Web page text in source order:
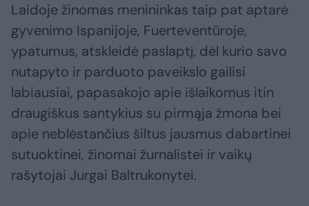
Laidoje žinomas menininkas taip pat aptarė
gyvenimo Ispanijoje, Fuerteventūroje,
ypatumus, atskleidė paslaptį, dėl kurio savo
nutapyto ir parduoto paveikslo gailisi
labiausiai, papasakojo apie išlaikomus itin
draugiškus santykius su pirmąja žmona bei
apie neblėstančius šiltus jausmus dabartinei
sutuoktinei, žinomai žurnalistei ir vaikų
rašytojai Jurgai Baltrukonytei.